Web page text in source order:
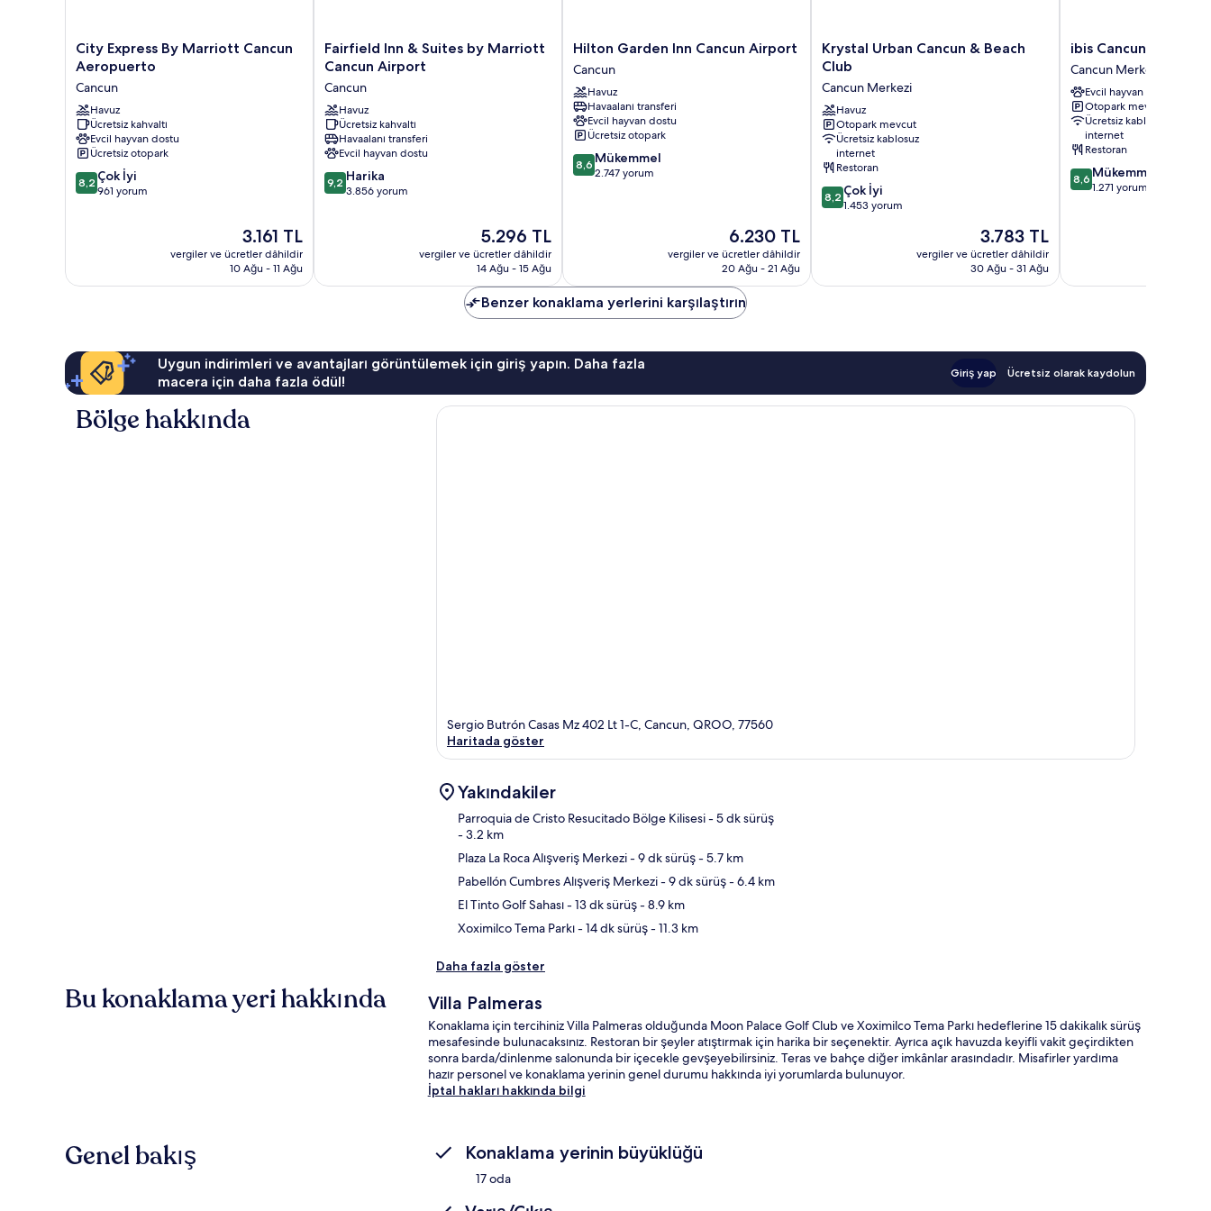
City
Express
Marriott
Cancun
Aeropuerto
Cancun
City Express By Marriott Cancun
Aeropuerto
Cancun
Havuz
Ücretsiz kahvaltı
Evcil hayvan dostu
Ücretsiz otopark
10
üzerinden
8,2 Çok İyi
961 yorum
Güncel
fiyat:
3.161 TL
3.161 TL
vergiler ve ücretler dâhildir
10 Ağu - 11 Ağu
Fairfield
Inn
Suites
by
Marriott
Cancun
Airport
Cancun
Fairfield Inn & Suites by Marriott
Cancun Airport
Cancun
Havuz
Ücretsiz kahvaltı
Havaalanı transferi
Evcil hayvan dostu
10
üzerinden
9,2 Harika
3.856 yorum
Güncel
fiyat:
5.296 TL
5.296 TL
vergiler ve ücretler dâhildir
14 Ağu - 15 Ağu
Hilton
Garden
Inn
Cancun
Airport
Cancun
Hilton Garden Inn Cancun Airport
Cancun
Havuz
Havaalanı transferi
Evcil hayvan dostu
Ücretsiz otopark
10
üzerinden
8,6 Mükemmel
2.747 yorum
Güncel
fiyat:
6.230 TL
6.230 TL
vergiler ve ücretler dâhildir
20 Ağu - 21 Ağu
Krystal
Urban
&
Beach
Club
Cancun
Merkezi
Krystal Urban Cancun & Beach
Club
Cancun Merkezi
Havuz
Otopark mevcut
Ücretsiz kablosuz
internet
Restoran
10
üzerinden
yorum
8,2 Çok İyi
1.453 yorum
Güncel
fiyat:
3.783 TL
3.783 TL
vergiler ve ücretler dâhildir
30 Ağu - 31 Ağu
ibis
Cancun
Centro
Cancun
Merkezi
ibis Cancun Centro
Cancun Merkezi
Evcil hayvan dostu
Otopark mevcut
Ücretsiz kablosuz
internet
Restoran
10
üzerinden
8,6 Mükemmel
1.271 yorum
Benzer konaklama yerlerini karşılaştırın
Uygun indirimleri ve avantajları görüntülemek için giriş yapın. Daha fazla
macera için daha fazla ödül!
Giriş yap Ücretsiz olarak kaydolun
Bölge hakkında
Sergio Butrón Casas Mz 402 Lt 1-C, Cancun, QROO, 77560
Haritada göster
Yakındakiler
Parroquia de Cristo Resucitado Bölge Kilisesi- 5 dk sürüş
- 3.2 km
Plaza La Roca Alışveriş Merkezi- 9 dk sürüş- 5.7 km
Pabellón Cumbres Alışveriş Merkezi- 9 dk sürüş- 6.4 km
El Tinto Golf Sahası- 13 dk sürüş- 8.9 km
Xoximilco Tema Parkı- 14 dk sürüş- 11.3 km
Daha fazla göster
Bu konaklama yeri hakkında Villa Palmeras
Konaklama için tercihiniz Villa Palmeras olduğunda Moon Palace Golf Club ve Xoximilco Tema Parkı hedeflerine 15 dakikalık sürüş
mesafesinde bulunacaksınız. Restoran bir şeyler atıştırmak için harika bir seçenektir. Ayrıca açık havuzda keyifli vakit geçirdikten
sonra barda/dinlenme salonunda bir içecekle gevşeyebilirsiniz. Teras ve bahçe diğer imkânlar arasındadır. Misafirler yardıma
hazır personel ve konaklama yerinin genel durumu hakkında iyi yorumlarda bulunuyor.
İptal hakları hakkında bilgi
Genel bakış Konaklama yerinin büyüklüğü
17 oda